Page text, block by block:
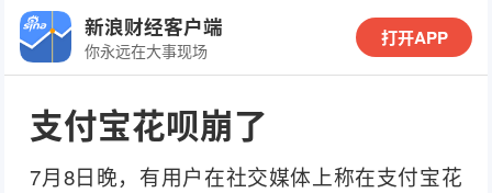
新浪财经客户端
你永远在大事现场
打开APP
支付宝花呗崩了
7月8日晚，有用户在社交媒体上称在支付宝花